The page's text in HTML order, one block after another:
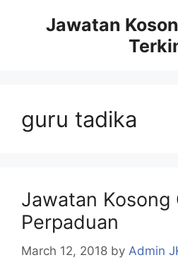
Jawatan
guru tadika
Jawatan Kosong
Perpaduan
March 12, 2018 by Admin